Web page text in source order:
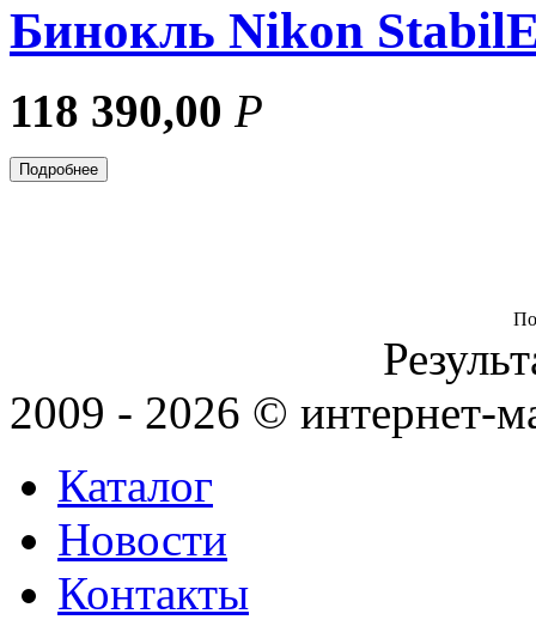
Бинокль Nikon
118 390,00 Р
Подробнее
2009 - 2026 © интернет-
Каталог
Новости
Контакты